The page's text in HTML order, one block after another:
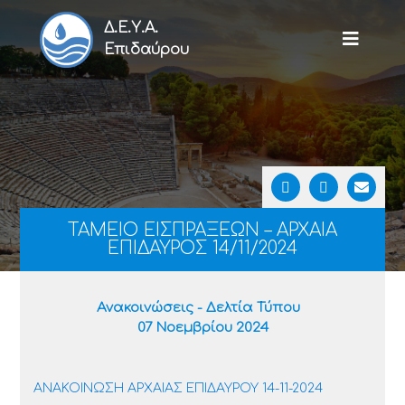
Δ.Ε.Υ.Α.
Επιδαύρου
ΤΑΜΕΙΟ ΕΙΣΠΡΑΞΕΩΝ – ΑΡΧΑΙΑ
ΕΠΙΔΑΥΡΟΣ 14/11/2024
Ανακοινώσεις - Δελτία Τύπου
07 Νοεμβρίου 2024
ΑΝΑΚΟΙΝΩΣΗ ΑΡΧΑΙΑΣ ΕΠΙΔΑΥΡΟΥ 14-11-2024